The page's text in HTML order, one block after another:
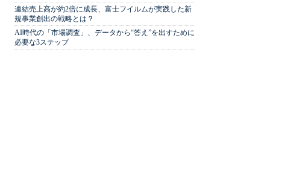
連結売上高が約2倍に成長、富士フイルムが実践した新
規事業創出の戦略とは？
AI時代の「市場調査」、データから“答え”を出すために
必要な3ステップ